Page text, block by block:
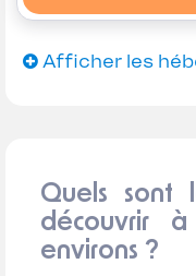
Afficher les
Quels sont
découvrir
environs ?